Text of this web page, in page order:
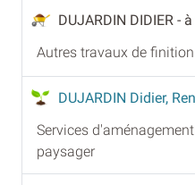
DUJARDIN DIDIER -
Autres travaux de finition
DUJARDIN Didier,
Services d'aménagement
paysager